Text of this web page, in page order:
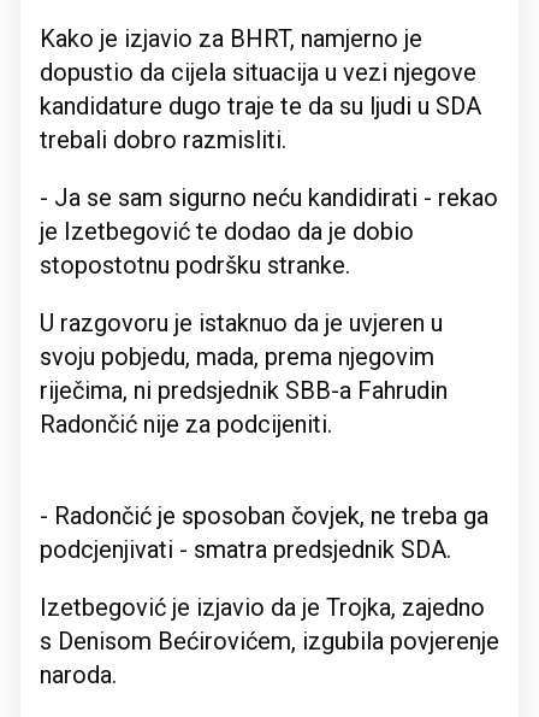
Kako je izjavio za BHRT, namjerno je
dopustio da cijela situacija u vezi njegove
kandidature dugo traje te da su ljudi u SDA
trebali dobro razmisliti.
- Ja se sam sigurno neću kandidirati - rekao
je Izetbegović te dodao da je dobio
stopostotnu podršku stranke.
U razgovoru je istaknuo da je uvjeren u
svoju pobjedu, mada, prema njegovim
riječima, ni predsjednik SBB-a Fahrudin
Radončić nije za podcijeniti.
- Radončić je sposoban čovjek, ne treba ga
podcjenjivati - smatra predsjednik SDA.
Izetbegović je izjavio da je Trojka, zajedno
s Denisom Bećirovićem, izgubila povjerenje
naroda.